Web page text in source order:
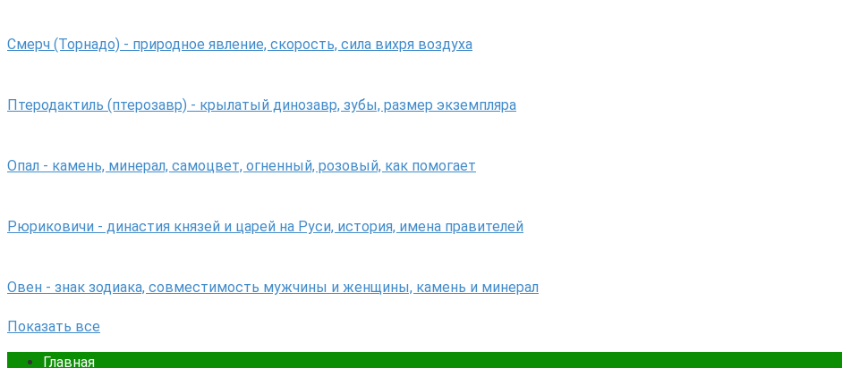
Смерч (Торнадо) - природное явление, скорость, сила вихря воздуха
Птеродактиль (птерозавр) - крылатый динозавр, зубы, размер экземпляра
Опал - камень, минерал, самоцвет, огненный, розовый, как помогает
Рюриковичи - династия князей и царей на Руси, история, имена правителей
Овен - знак зодиака, совместимость мужчины и женщины, камень и минерал
Показать все
Главная